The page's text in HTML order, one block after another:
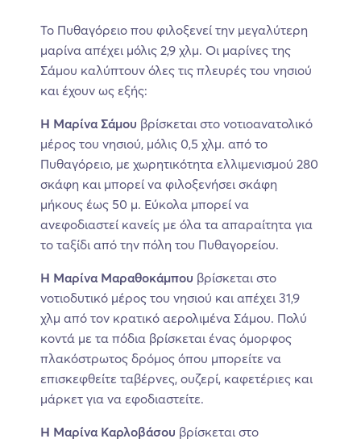
Το Πυθαγόρειο που φιλοξενεί την μεγαλύτερη
μαρίνα απέχει μόλις 2,9 χλμ. Οι μαρίνες της
Σάμου καλύπτουν όλες τις πλευρές του νησιού
και έχουν ως εξής:
Η Μαρίνα Σάμου βρίσκεται στο νοτιοανατολικό
μέρος του νησιού, μόλις 0,5 χλμ. από το
Πυθαγόρειο, με χωρητικότητα ελλιμενισμού 280
σκάφη και μπορεί να φιλοξενήσει σκάφη
μήκους έως 50 μ. Εύκολα μπορεί να
ανεφοδιαστεί κανείς με όλα τα απαραίτητα για
το ταξίδι από την πόλη του Πυθαγορείου.
Η Μαρίνα Μαραθοκάμπου βρίσκεται στο
νοτιοδυτικό μέρος του νησιού και απέχει 31,9
χλμ από τον κρατικό αερολιμένα Σάμου. Πολύ
κοντά με τα πόδια βρίσκεται ένας όμορφος
πλακόστρωτος δρόμος όπου μπορείτε να
επισκεφθείτε ταβέρνες, ουζερί, καφετέριες και
μάρκετ για να εφοδιαστείτε.
Η Μαρίνα Καρλοβάσου βρίσκεται στο